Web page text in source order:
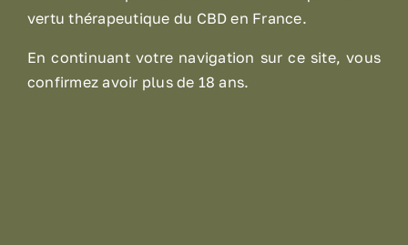
vertu thérapeutique du CBD en France.
En continuant votre navigation sur ce site, vous
confirmez avoir plus de 18 ans.